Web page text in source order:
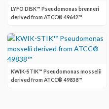
LYFO DISK™ Pseudomonas brenneri
derived from ATCC® 49642™
KWIK-STIK™ Pseudomonas mosselii
derived from ATCC® 49838™